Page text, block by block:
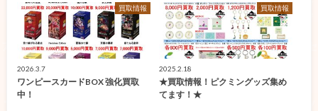
買取情報
2026.3.7
ワンピースカードBOX 強化買取
中！
買取情報
2025.2.18
★買取情報！ピクミングッズ集め
てます！★